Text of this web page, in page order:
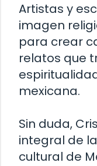
Artistas y
imagen
para crear
relatos que
mexicana.
Sin duda,
integral de
cultural de